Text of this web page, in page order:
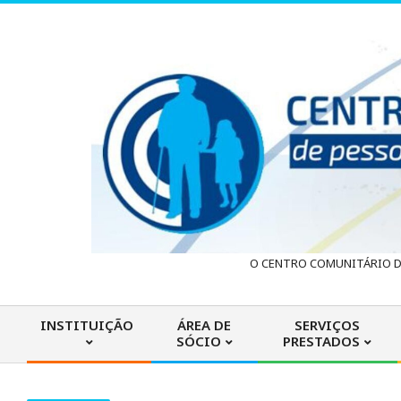
e
O CENTRO COMUNITÁRIO
INSTITUIÇÃO
ÁREA DE
SÓCIO
SERVIÇOS
PRESTADOS